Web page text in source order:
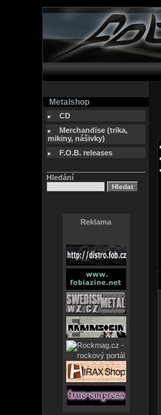
Metalshop
CD
Merchandise (trika,
mikiny, nášivky)
F.O.B. releases
Hledání
Reklama